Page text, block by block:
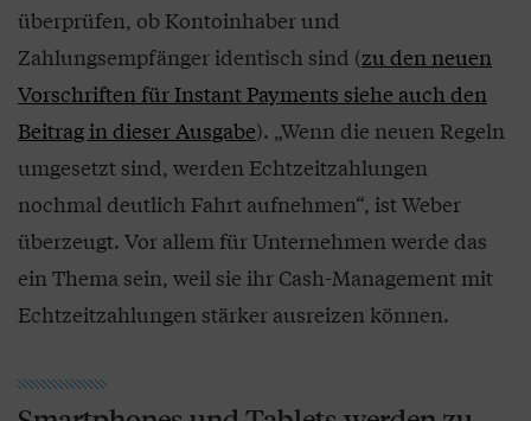
überprüfen, ob Kontoinhaber und
Zahlungsempfänger identisch sind (zu den neuen
Vorschriften für Instant Payments siehe auch den
Beitrag in dieser Ausgabe). „Wenn die neuen Regeln
umgesetzt sind, werden Echtzeitzahlungen
nochmal deutlich Fahrt aufnehmen“, ist Weber
überzeugt. Vor allem für Unternehmen werde das
ein Thema sein, weil sie ihr Cash-Management mit
Echtzeitzahlungen stärker ausreizen können.